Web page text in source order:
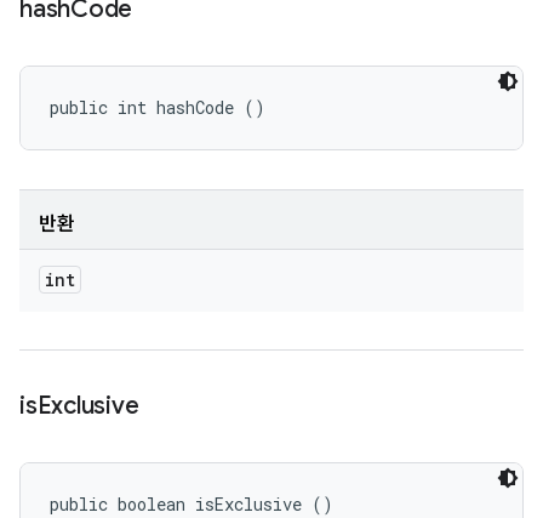
hashCode
public int hashCode ()
반환
int
isExclusive
public boolean isExclusive ()